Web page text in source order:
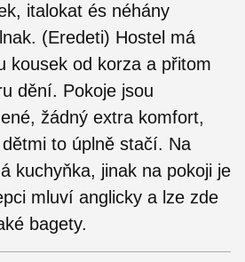
italokat és néhány
(Eredeti) Hostel má
kousek od korza a přitom
dění. Pokoje jsou
žádný extra komfort,
to úplně stačí. Na
kuchyňka, jinak na pokoji je
mluví anglicky a lze zde
bagety.